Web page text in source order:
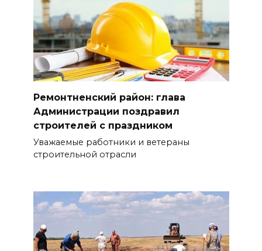
Ремонтненский район: глава
Администрации поздравил
строителей с праздником
Уважаемые работники и ветераны
строительной отрасли